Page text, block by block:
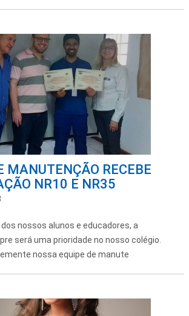
MANUTENÇÃO RECEBE
NR10 E NR35
nossos alunos e educadores, a
será uma prioridade no nosso colégio.
nossa equipe de manute